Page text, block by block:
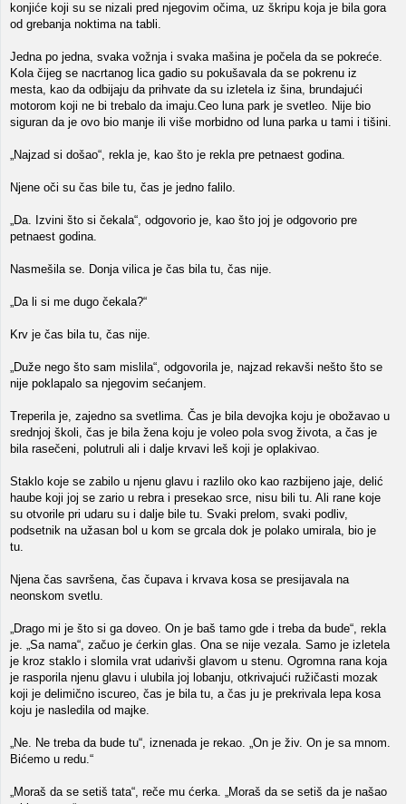
konjiće koji su se nizali pred njegovim očima, uz škripu koja je bila gora
od grebanja noktima na tabli.
Jedna po jedna, svaka vožnja i svaka mašina je počela da se pokreće.
Kola čijeg se nacrtanog lica gadio su pokušavala da se pokrenu iz
mesta, kao da odbijaju da prihvate da su izletela iz šina, brundajući
motorom koji ne bi trebalo da imaju.Ceo luna park je svetleo. Nije bio
siguran da je ovo bio manje ili više morbidno od luna parka u tami i tišini.
„Najzad si došao“, rekla je, kao što je rekla pre petnaest godina.
Njene oči su čas bile tu, čas je jedno falilo.
„Da. Izvini što si čekala“, odgovorio je, kao što joj je odgovorio pre
petnaest godina.
Nasmešila se. Donja vilica je čas bila tu, čas nije.
„Da li si me dugo čekala?“
Krv je čas bila tu, čas nije.
„Duže nego što sam mislila“, odgovorila je, najzad rekavši nešto što se
nije poklapalo sa njegovim sećanjem.
Treperila je, zajedno sa svetlima. Čas je bila devojka koju je obožavao u
srednjoj školi, čas je bila žena koju je voleo pola svog života, a čas je
bila rasečeni, polutruli ali i dalje krvavi leš koji je oplakivao.
Staklo koje se zabilo u njenu glavu i razlilo oko kao razbijeno jaje, delić
haube koji joj se zario u rebra i presekao srce, nisu bili tu. Ali rane koje
su otvorile pri udaru su i dalje bile tu. Svaki prelom, svaki podliv,
podsetnik na užasan bol u kom se grcala dok je polako umirala, bio je
tu.
Njena čas savršena, čas čupava i krvava kosa se presijavala na
neonskom svetlu.
„Drago mi je što si ga doveo. On je baš tamo gde i treba da bude“, rekla
je. „Sa nama“, začuo je ćerkin glas. Ona se nije vezala. Samo je izletela
je kroz staklo i slomila vrat udarivši glavom u stenu. Ogromna rana koja
je rasporila njenu glavu i ulubila joj lobanju, otkrivajući ružičasti mozak
koji je delimično iscureo, čas je bila tu, a čas ju je prekrivala lepa kosa
koju je nasledila od majke.
„Ne. Ne treba da bude tu“, iznenada je rekao. „On je živ. On je sa mnom.
Bićemo u redu.“
„Moraš da se setiš tata“, reče mu ćerka. „Moraš da se setiš da je našao